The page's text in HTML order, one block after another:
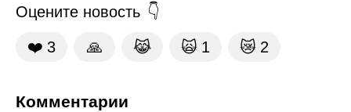
Оцените новость
❤️ 3 🙏 😹 🙀 1 😿 2
Комментарии